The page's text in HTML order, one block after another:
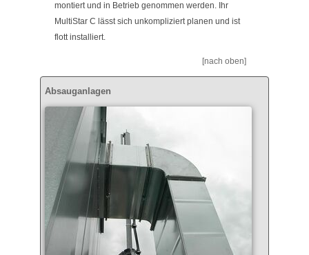
montiert und in Betrieb genommen werden. Ihr
MultiStar C lässt sich unkompliziert planen und ist
flott installiert.
[nach oben]
Absauganlagen